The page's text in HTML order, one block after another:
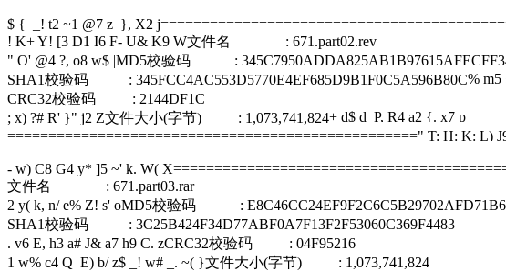
$ { _! t2 ~1 @7 z }, X2 j
! K+ Y! [3 D1 I6 F- U& K9 W文件名 : 671.part02.rev
" O' @4 ?, o8 w$ |MD5校验码 :
SHA1校验码 : 345FCC4AC553D5770E4EF685D9B1F0C5A596B80C%
CRC32校验码 : 2144DF1C
; x) ?# R' }" j2 Z文件大小(字节) : 1,073,741,824+ d$ d P, R4 a2 {. x7 p
==================================================" T: H: K: L)
- w) C8 G4 y* ]5 ~' k. W( X
文件名 : 671.part03.rar
2 y( k, n/ e% Z! s' oMD5校验码 :
SHA1校验码 : 3C25B424F34D77ABF0A7F13F2F53060C369F4483
. v6 E, h3 a# J& a7 h9 C. zCRC32校验码 : 04F95216
1 w% c4 Q E) b/ z$ _! w# _. ~( }文件大小(字节) : 1,073,741,824